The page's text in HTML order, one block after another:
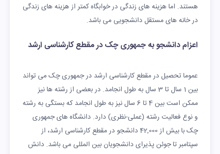
هستند. اما هزینه های زندگی در خوابگاه کمتر از هزینه های زندگی
در خانه های مستقل دانشجویی می باشد.
اعزام دانشجو به جمهوری چک در مقطع کارشناسی ارشد
عموما تحصیل در مقطع کارشناسی ارشد در جمهوری چک می تواند
بین 1 سال تا 3 سال به طول انجامد. در بعضی از رشته ها نیز
ممکن است بین 4 تا 6 سال نیز به طول انجامد که بستگی به رشته
و نوع فعالیت رشته (عملی-نظری) دارد. دانشگاه های جمهوری
چک با بیش از 42,000 دانشجو در مقطع کارشناسی ارشد، از
سپتامبر تا جوئن پذیرای دانشجویان بین المللی می باشد. دانش